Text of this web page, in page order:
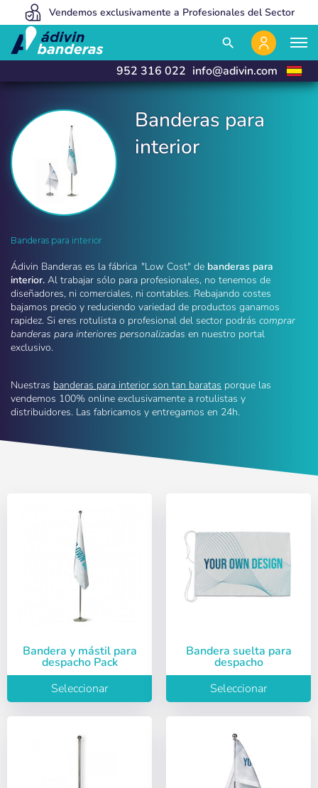
Fabricamos y entregamos en 24 horas
Vendemos exclusivamente a Profesionales del Sector
Somos tan baratos porque vendemos 100% online
search
close
952 316 022 info@adivin.com
close
Banderas para interior
Banderas para
interior
Banderas para interior
Ádivin Banderas es la fábrica "Low Cost" de banderas para
interior. Al trabajar sólo para profesionales, no tenemos de
diseñadores, ni comerciales, ni contables. Rebajando costes
bajamos precio y reduciendo variedad de productos ganamos
rapidez. Si eres rotulista o profesional del sector podrás comprar
banderas para interiores personalizadas en nuestro portal
exclusivo.
Nuestras banderas para interior son tan baratas porque las
vendemos 100% online exclusivamente a rotulistas y
distribuidores. Las fabricamos y entregamos en 24h.
Bandera y mástil para
despacho Pack
Seleccionar
Bandera suelta para
despacho
Seleccionar